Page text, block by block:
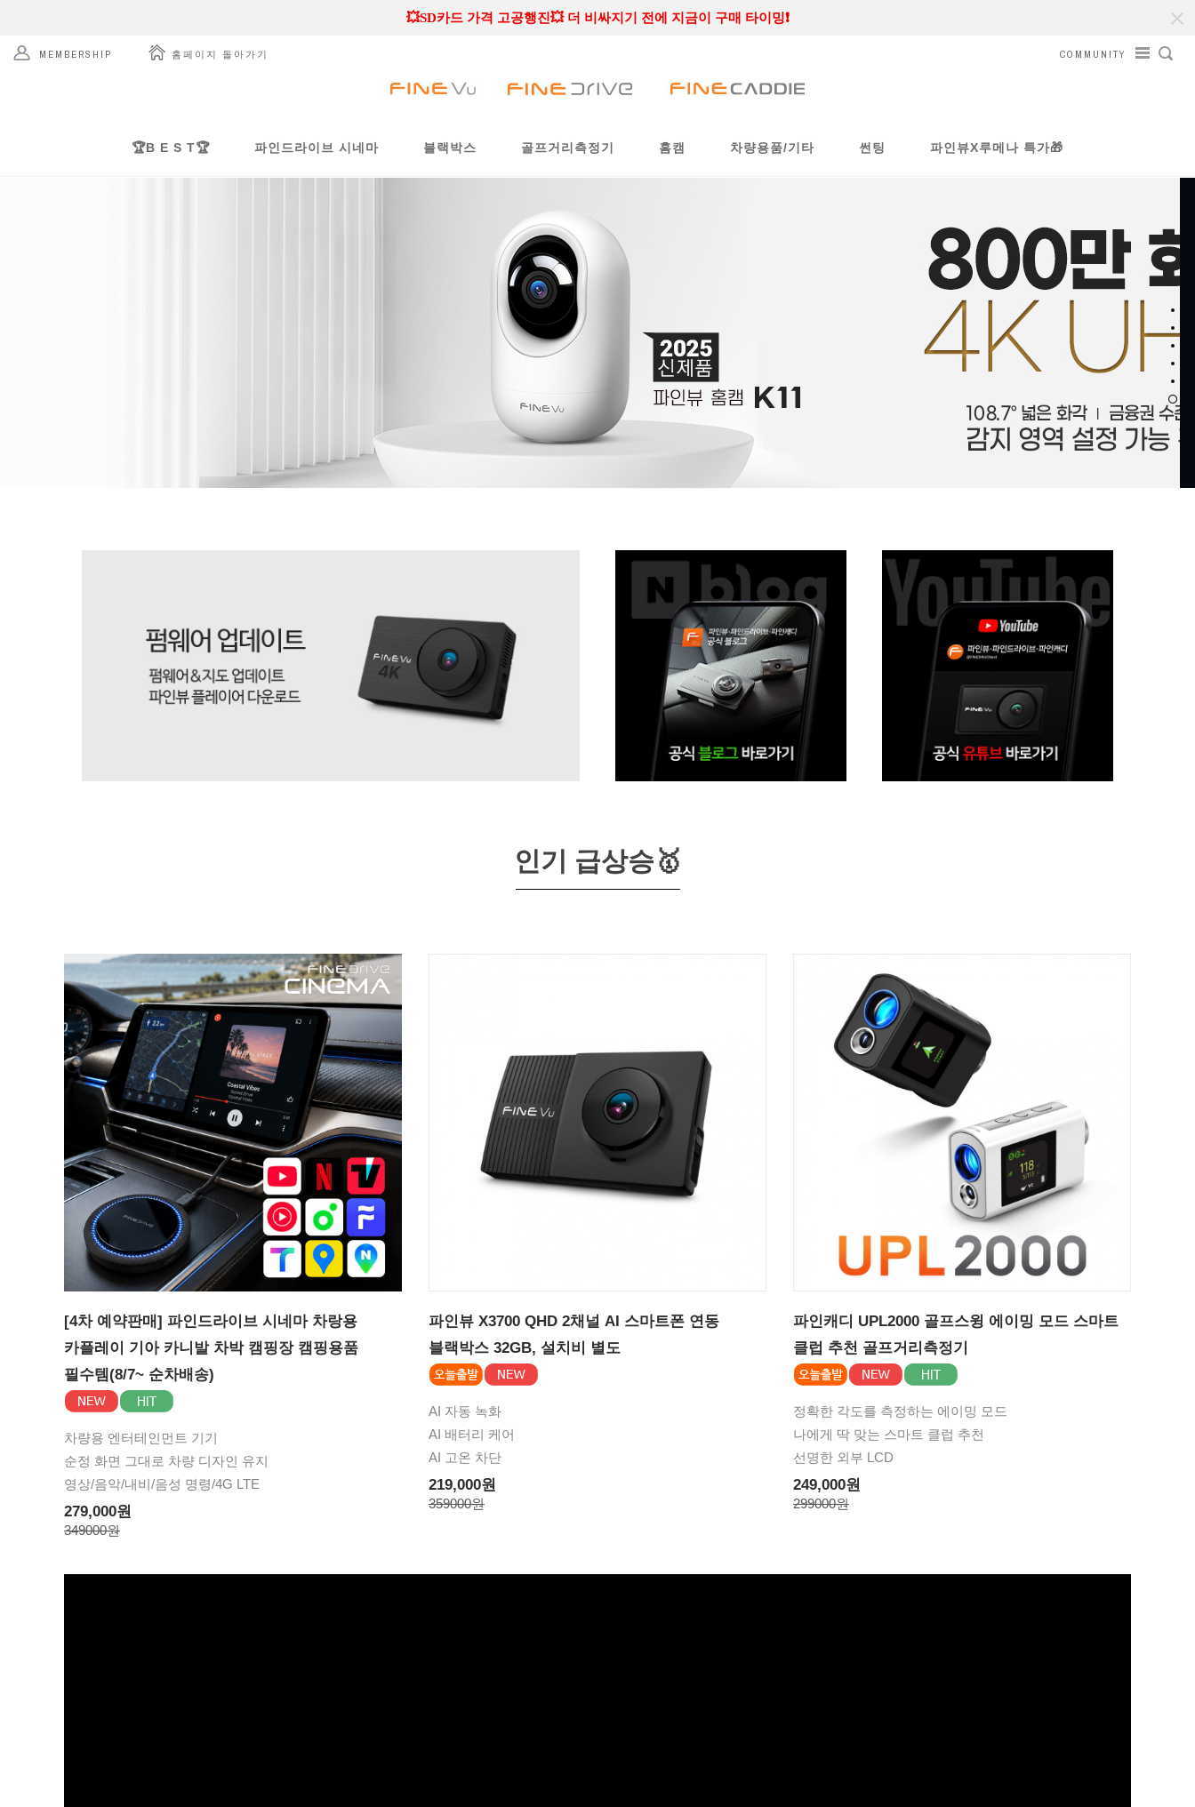
🏆 블랙박스 / 골프거리측정기 / 홈캠 BEST 제품을 만나보세요 🏆
MEMBERSHIP 홈페이지 돌아가기 COMMUNITY
🏆B E S T🏆 파인드라이브 시네마 블랙박스 골프거리측정기 홈캠 차량용품/기타 썬팅 파인뷰X루메나 특가🎁
인기 급상승🥇
[4차 예약판매] 파인드라이브 시네마 차랑용
카플레이 기아 카니발 차박 캠핑장 캠핑용품
필수템(8/7~ 순차배송)
차량용 엔터테인먼트 기기
순정 화면 그대로 차량 디자인 유지
영상/음악/내비/음성 명령/4G LTE
279,000원
349000원
파인뷰 X3700 QHD 2채널 AI 스마트폰 연동
블랙박스 32GB, 설치비 별도
AI 자동 녹화
AI 배터리 케어
AI 고온 차단
219,000원
359000원
파인캐디 UPL2000 골프스윙 에이밍 모드 스마트
클럽 추천 골프거리측정기
정확한 각도를 측정하는 에이밍 모드
나에게 딱 맞는 스마트 클럽 추천
선명한 외부 LCD
249,000원
299000원